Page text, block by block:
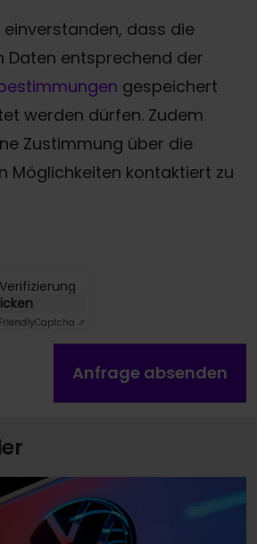
dass die
Daten entsprechend der
gespeichert
werden dürfen. Zudem
Zustimmung über die
Möglichkeiten kontaktiert zu
FriendlyCaptcha ⇗
Anfrage absenden